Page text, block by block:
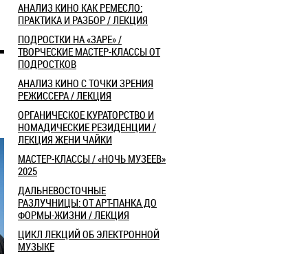
АНАЛИЗ КИНО КАК РЕМЕСЛО:
ПРАКТИКА И РАЗБОР / ЛЕКЦИЯ
ПОДРОСТКИ НА «ЗАРЕ» /
ТВОРЧЕСКИЕ МАСТЕР-КЛАССЫ ОТ
ПОДРОСТКОВ
АНАЛИЗ КИНО С ТОЧКИ ЗРЕНИЯ
РЕЖИССЕРА / ЛЕКЦИЯ
ОРГАНИЧЕСКОЕ КУРАТОРСТВО И
НОМАДИЧЕСКИЕ РЕЗИДЕНЦИИ /
ЛЕКЦИЯ ЖЕНИ ЧАЙКИ
МАСТЕР-КЛАССЫ / «НОЧЬ МУЗЕЕВ»
2025
ДАЛЬНЕВОСТОЧНЫЕ
РАЗЛУЧНИЦЫ: ОТ АРТ-ПАНКА ДО
ФОРМЫ-ЖИЗНИ / ЛЕКЦИЯ
ЦИКЛ ЛЕКЦИЙ ОБ ЭЛЕКТРОННОЙ
МУЗЫКЕ